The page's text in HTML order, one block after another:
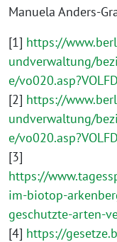
Manuela Anders-
[1] https://
undverwaltung/
e/
[2] https://
undverwaltung/
e/
[3]
https://
im-biotop-
geschutzte-arten-
[4] https://